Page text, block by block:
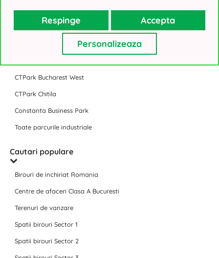
Global Logistics Chitila
VGP Park Bucharest
CTPark Bucharest West
CTPark Chitila
Constanta Business Park
Toate parcurile industriale
Cautari populare
Birouri de inchiriat Romania
Centre de afaceri Clasa A Bucuresti
Terenuri de vanzare
Spatii birouri Sector 1
Spatii birouri Sector 2
Respinge Accepta
Personalizeaza